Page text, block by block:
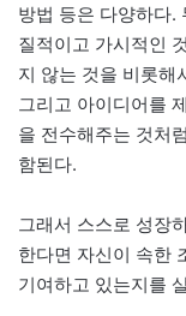
방법 등은 다양하다.
질적이고 가시적인
지 않는 것을 비롯해
그리고 아이디어를
을 전수해주는 것처
함된다.
그래서 스스로 성장
한다면 자신이 속한
기여하고 있는지를